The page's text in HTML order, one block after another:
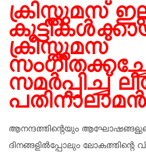
ക്രിസ്തുമസ്
ക്രിസ്തുമസ്
സമര്‍പ്പിച്ച്
പതിനാലാമന്‍
ആനന്ദത്തിന്റെയും
ദിനങ്ങളില്‍പ്പോലും ലോകത്തിന്റെ